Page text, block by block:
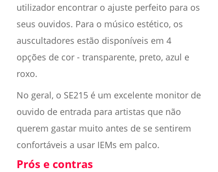
utilizador encontrar o ajuste perfeito para os
seus ouvidos. Para o músico estético, os
auscultadores estão disponíveis em 4
opções de cor - transparente, preto, azul e
roxo.
No geral, o SE215 é um excelente monitor de
ouvido de entrada para artistas que não
querem gastar muito antes de se sentirem
confortáveis a usar IEMs em palco.
Prós e contras